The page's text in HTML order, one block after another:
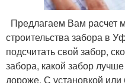
Предлагаем Вам расчет
строительства забора в
подсчитать свой забор,
забора, какой забор
дороже. С установкой или